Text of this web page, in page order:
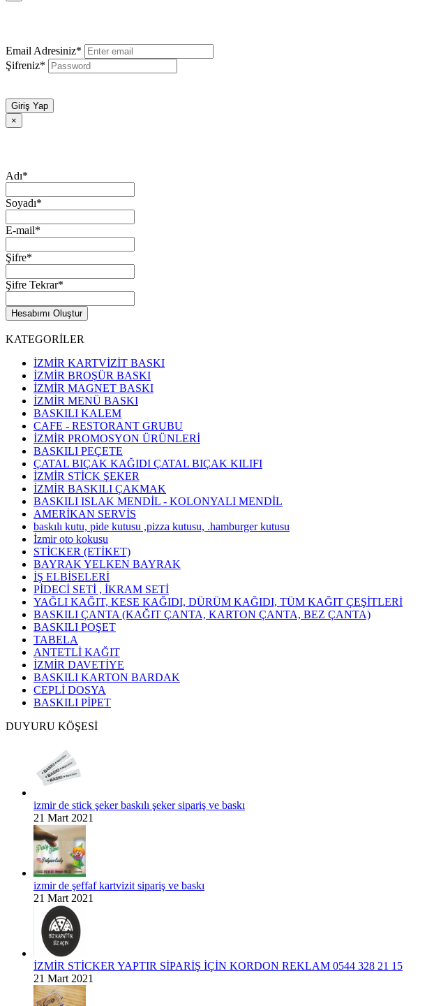
Email Adresiniz*
Şifreniz*
Giriş Yap
×
Adı*
Soyadı*
E-mail*
Şifre*
Şifre Tekrar*
Hesabımı Oluştur
KATEGORİLER
İZMİR KARTVİZİT BASKI
İZMİR BROŞÜR BASKI
İZMİR MAGNET BASKI
İZMİR MENÜ BASKI
BASKILI KALEM
CAFE - RESTORANT GRUBU
İZMİR PROMOSYON ÜRÜNLERİ
BASKILI PEÇETE
ÇATAL BIÇAK KAĞIDI ÇATAL BIÇAK KILIFI
İZMİR STİCK ŞEKER
İZMİR BASKILI ÇAKMAK
BASKILI ISLAK MENDİL - KOLONYALI MENDİL
AMERİKAN SERVİS
baskılı kutu, pide kutusu ,pizza kutusu, .hamburger kutusu
İzmir oto kokusu
STİCKER (ETİKET)
BAYRAK YELKEN BAYRAK
İŞ ELBİSELERİ
PİDECİ SETİ , İKRAM SETİ
YAĞLI KAĞIT, KESE KAĞIDI, DÜRÜM KAĞIDI, TÜM KAĞIT ÇEŞİTLERİ
BASKILI ÇANTA (KAĞIT ÇANTA, KARTON ÇANTA, BEZ ÇANTA)
BASKILI POŞET
TABELA
ANTETLİ KAĞIT
İZMİR DAVETİYE
BASKILI KARTON BARDAK
CEPLİ DOSYA
BASKILI PİPET
DUYURU KÖŞESİ
izmir de stick şeker baskılı şeker sipariş ve baskı
21 Mart 2021
izmir de şeffaf kartvizit sipariş ve baskı
21 Mart 2021
İZMİR STİCKER YAPTIR SİPARİŞ İÇİN KORDON REKLAM 0544 328 21 15
21 Mart 2021